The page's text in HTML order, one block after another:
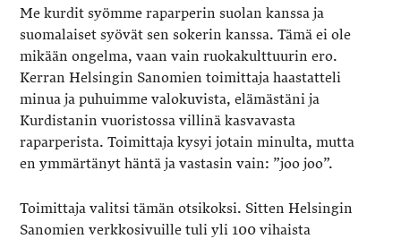
Me kurdit syömme raparperin suolan kanssa ja
suomalaiset syövät sen sokerin kanssa. Tämä ei ole
mikään ongelma, vaan vain ruokakulttuurin ero.
Kerran Helsingin Sanomien toimittaja haastatteli
minua ja puhuimme valokuvista, elämästäni ja
Kurdistanin vuoristossa villinä kasvavasta
raparperista. Toimittaja kysyi jotain minulta, mutta
en ymmärtänyt häntä ja vastasin vain: ”joo joo”.
Toimittaja valitsi tämän otsikoksi. Sitten Helsingin
Sanomien verkkosivuille tuli yli 100 vihaista